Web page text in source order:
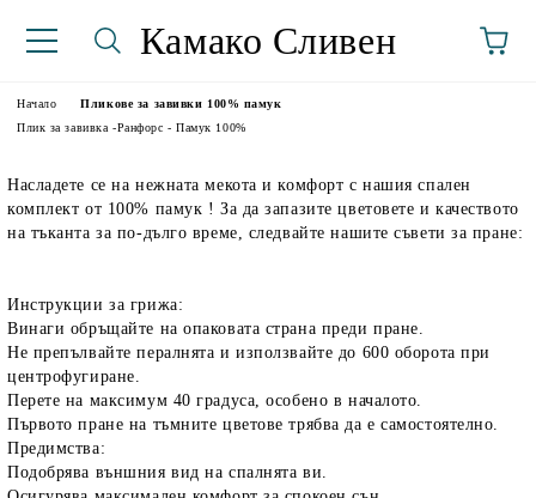
Камако Сливен
Начало
Пликове за завивки 100% памук
Плик за завивка -Ранфорс - Памук 100%
Насладете се на нежната мекота и комфорт с нашия спален
комплект от 100% памук ! За да запазите цветовете и качеството
на тъканта за по-дълго време, следвайте нашите съвети за пране:
Инструкции за грижа:
Винаги обръщайте на опаковата страна преди пране.
Не препълвайте пералнята и използвайте до 600 оборота при
центрофугиране.
Перете на максимум 40 градуса, особено в началото.
Първото пране на тъмните цветове трябва да е самостоятелно.
Предимства:
Подобрява външния вид на спалнята ви.